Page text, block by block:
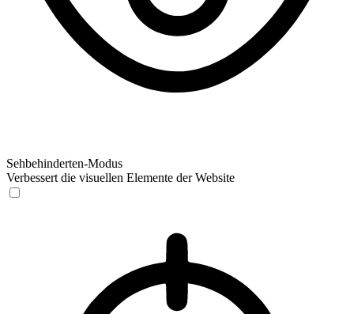
Sehbehinderten-Modus
Verbessert die visuellen Elemente der Website